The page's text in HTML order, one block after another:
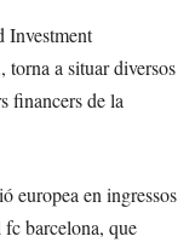
Investment
torna a situar diversos
financers de la
europea en ingressos
barcelona, que